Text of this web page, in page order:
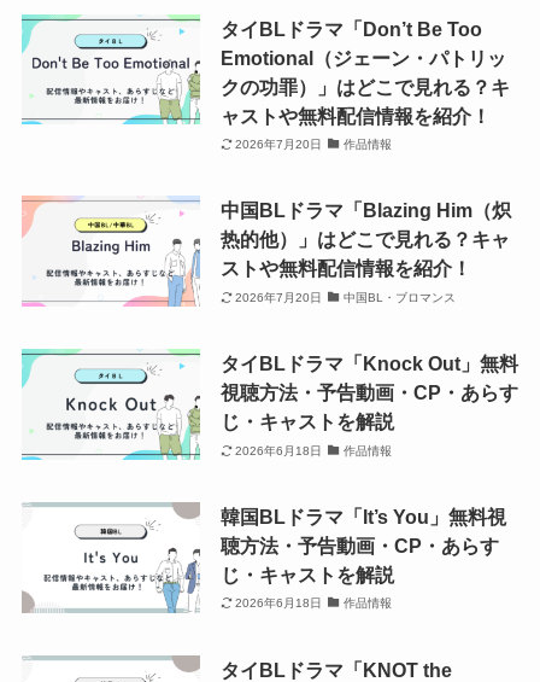
タイBLドラマ「Don’t Be Too
Emotional（ジェーン・パトリッ
クの功罪）」はどこで見れる？キ
ャストや無料配信情報を紹介！
2026年7月20日 作品情報
中国BLドラマ「Blazing Him（炽
热的他）」はどこで見れる？キャ
ストや無料配信情報を紹介！
2026年7月20日 中国BL・ブロマンス
タイBLドラマ「Knock Out」無料
視聴方法・予告動画・CP・あらす
じ・キャストを解説
2026年6月18日 作品情報
韓国BLドラマ「It’s You」無料視
聴方法・予告動画・CP・あらす
じ・キャストを解説
2026年6月18日 作品情報
タイBLドラマ「KNOT the